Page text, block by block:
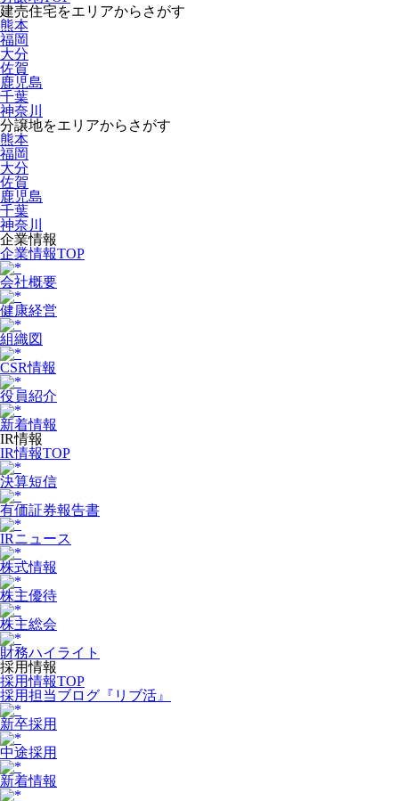
建売住宅をエリアからさがす
熊本
福岡
大分
佐賀
鹿児島
千葉
神奈川
分譲地をエリアからさがす
熊本
福岡
大分
佐賀
鹿児島
千葉
神奈川
企業情報
企業情報TOP
会社概要
健康経営
組織図
CSR情報
役員紹介
新着情報
IR情報
IR情報TOP
決算短信
有価証券報告書
IRニュース
株式情報
株主優待
株主総会
財務ハイライト
採用情報
採用情報TOP
採用担当ブログ『リブ活』
新卒採用
中途採用
新着情報